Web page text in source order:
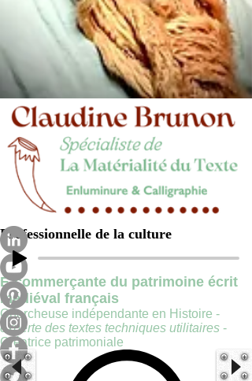
Professionnelle de la culture
E-commerçante du patrimoine écrit
médiéval français
Chercheuse indépendante en Histoire -
experte des textes techniques utilitaires -
Créatrice patrimoniale